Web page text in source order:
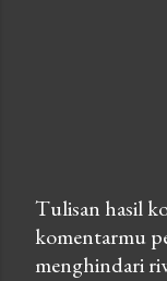
P
o
Tulisan hasil
komentarmu
menghindari